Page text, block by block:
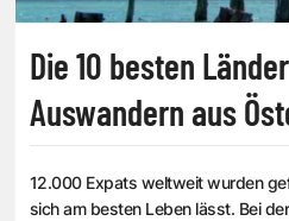
Die 10 besten
Auswandern aus
12.000 Expats weltweit wurden
sich am besten Leben lässt. Bei